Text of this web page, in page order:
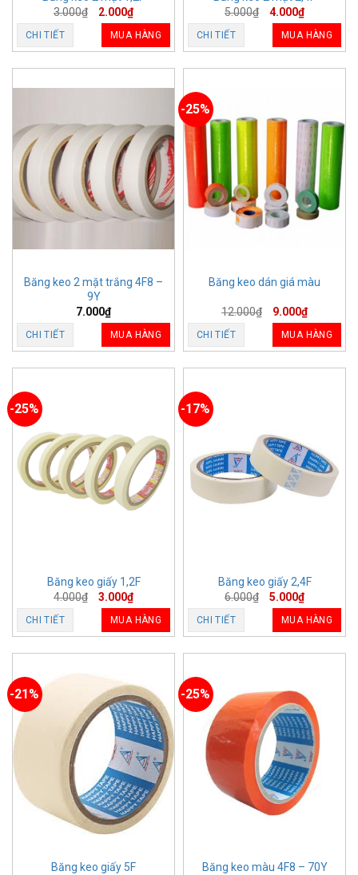
3.000₫ 2.000₫
CHI TIẾT MUA HÀNG
5.000₫ 4.000₫
CHI TIẾT MUA HÀNG
Băng keo 2 mặt trắng 4F8 –
9Y
7.000₫
CHI TIẾT MUA HÀNG
-25%
Băng keo dán giá màu
12.000₫ 9.000₫
CHI TIẾT MUA HÀNG
-25%
Băng keo giấy 1,2F
4.000₫ 3.000₫
CHI TIẾT MUA HÀNG
-17%
Băng keo giấy 2,4F
6.000₫ 5.000₫
CHI TIẾT MUA HÀNG
-21%
Băng keo giấy 5F
-25%
Băng keo màu 4F8 – 70Y